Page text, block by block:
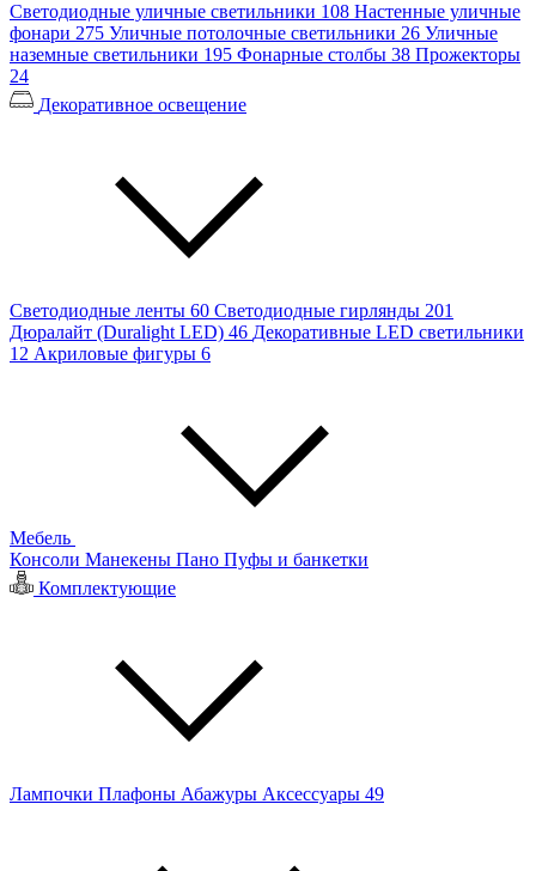
Светодиодные уличные светильники 108 Настенные уличные
фонари 275 Уличные потолочные светильники 26 Уличные
наземные светильники 195 Фонарные столбы 38 Прожекторы
24
Декоративное освещение
Светодиодные ленты 60 Светодиодные гирлянды 201
Дюралайт (Duralight LED) 46 Декоративные LED светильники
12 Акриловые фигуры 6
Мебель
Консоли Манекены Пано Пуфы и банкетки
Комплектующие
Лампочки Плафоны Абажуры Аксессуары 49